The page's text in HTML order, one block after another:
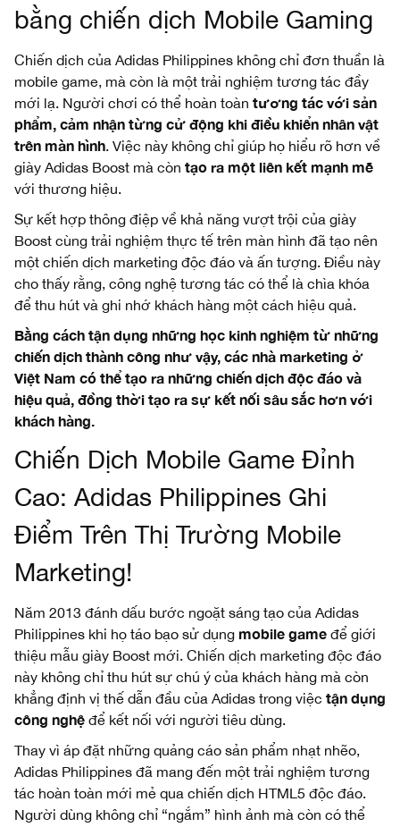
bằng chiến dịch Mobile Gaming
Chiến dịch của Adidas Philippines không chỉ đơn thuần là
mobile game, mà còn là một trải nghiệm tương tác đầy
mới lạ. Người chơi có thể hoàn toàn tương tác với sản
phẩm, cảm nhận từng cử động khi điều khiển nhân vật
trên màn hình. Việc này không chỉ giúp họ hiểu rõ hơn về
giày Adidas Boost mà còn tạo ra một liên kết mạnh mẽ
với thương hiệu.
Sự kết hợp thông điệp về khả năng vượt trội của giày
Boost cùng trải nghiệm thực tế trên màn hình đã tạo nên
một chiến dịch marketing độc đáo và ấn tượng. Điều này
cho thấy rằng, công nghệ tương tác có thể là chìa khóa
để thu hút và ghi nhớ khách hàng một cách hiệu quả.
Bằng cách tận dụng những học kinh nghiệm từ những
chiến dịch thành công như vậy, các nhà marketing ở
Việt Nam có thể tạo ra những chiến dịch độc đáo và
hiệu quả, đồng thời tạo ra sự kết nối sâu sắc hơn với
khách hàng.
Chiến Dịch Mobile Game Đỉnh
Cao: Adidas Philippines Ghi
Điểm Trên Thị Trường Mobile
Marketing!
Năm 2013 đánh dấu bước ngoặt sáng tạo của Adidas
Philippines khi họ táo bạo sử dụng mobile game để giới
thiệu mẫu giày Boost mới. Chiến dịch marketing độc đáo
này không chỉ thu hút sự chú ý của khách hàng mà còn
khẳng định vị thế dẫn đầu của Adidas trong việc tận dụng
công nghệ để kết nối với người tiêu dùng.
Thay vì áp đặt những quảng cáo sản phẩm nhạt nhẽo,
Adidas Philippines đã mang đến một trải nghiệm tương
tác hoàn toàn mới mẻ qua chiến dịch HTML5 độc đáo.
Người dùng không chỉ “ngắm” hình ảnh mà còn có thể